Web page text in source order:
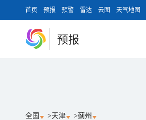
首页 预报 预警 雷达 云图 天气地图
预报
全国 >天津 >蓟州